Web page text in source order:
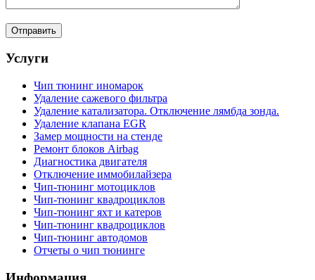
Услуги
Чип тюнинг иномарок
Удаление сажевого фильтра
Удаление катализатора. Отключение лямбда зонда.
Удаление клапана EGR
Замер мощности на стенде
Ремонт блоков Airbag
Диагностика двигателя
Отключение иммобилайзера
Чип-тюнинг мотоциклов
Чип-тюнинг квадроциклов
Чип-тюнинг яхт и катеров
Чип-тюнинг квадроциклов
Чип-тюнинг автодомов
Отчеты о чип тюнинге